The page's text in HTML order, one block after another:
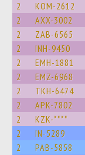
2 KOM-2612
2 AXX-3002
2 ZAB-6565
2 INH-9450
2 EMH-1881
2 EMZ-6968
2 TKH-6474
2 APK-7802
2 KZK-****
2 IN-5289
2 PAB-5858